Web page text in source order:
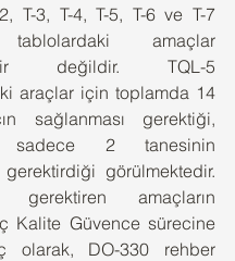
T-3, T-4, T-5, T-6 ve T-7
tablolardaki amaçlar
değildir. TQL-5
araçlar için toplamda 14
sağlanması gerektiği,
sadece 2 tanesinin
gerektirdiği görülmektedir.
gerektiren amaçların
Kalite Güvence sürecine
olarak, DO-330 rehber